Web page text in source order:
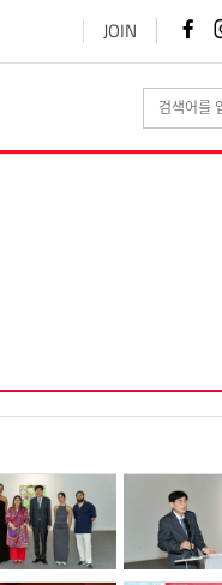
JOIN 페
이
스
북
바
로
가